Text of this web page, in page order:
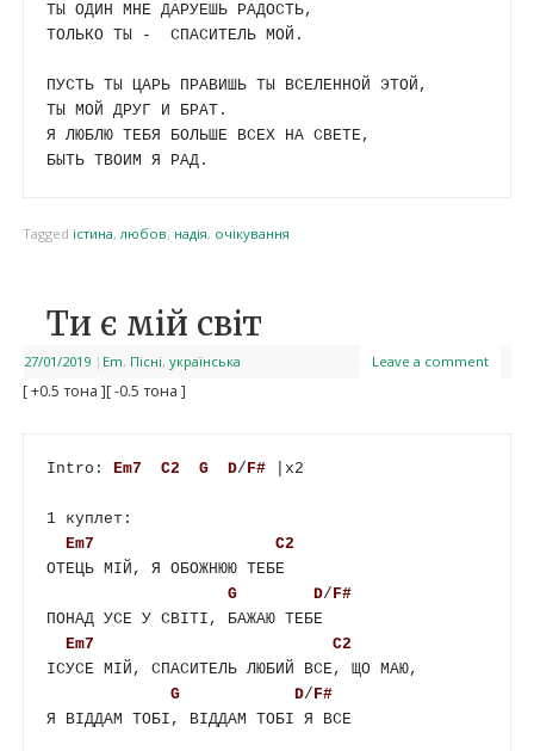
ТЫ ОДИН МНЕ ДАРУЕШЬ РАДОСТЬ,
ТОЛЬКО ТЫ -  СПАСИТЕЛЬ МОЙ.
ПУСТЬ ТЫ ЦАРЬ ПРАВИШЬ ТЫ ВСЕЛЕННОЙ ЭТОЙ,
ТЫ МОЙ ДРУГ И БРАТ.
Я ЛЮБЛЮ ТЕБЯ БОЛЬШЕ ВСЕХ НА СВЕТЕ,
Tagged істина,любов, надія, очікування
Ти є мій світ
27/01/2019 | Em, Пісні, українська Leave a comment
[ +0.5 тона ][ -0.5 тона ]
Intro: Em7 C2 G D/ F# |x2
1 куплет:
Em7
C2
ОТЕЦЬ МІЙ, Я ОБОЖНЮЮ ТЕБЕ
G
D/ F#
ПОНАД УСЕ У СВІТІ, БАЖАЮ ТЕБЕ
Em7
C2
ІСУСЕ МІЙ, СПАСИТЕЛЬ ЛЮБИЙ ВСЕ, ЩО МАЮ,
G
D/ F#
Я ВІДДАМ ТОБІ, ВІДДАМ ТОБІ Я ВСЕ